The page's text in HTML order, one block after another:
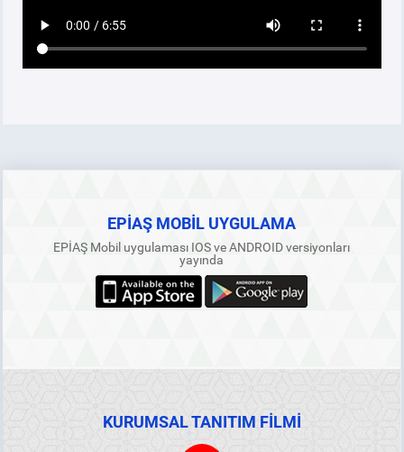
KURUMSAL MATERYALLER
EPİAŞ MOBİL UYGULAMA
EPİAŞ Mobil uygulaması IOS ve ANDROID versiyonları
yayında
KURUMSAL TANITIM FİLMİ